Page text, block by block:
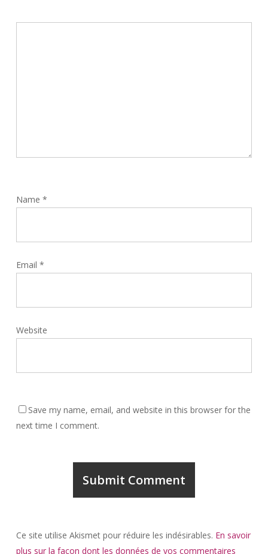
Name *
Email *
Website
Save my name, email, and website in this browser for the
next time I comment.
Ce site utilise Akismet pour réduire les indésirables. En savoir
plus sur la façon dont les données de vos commentaires